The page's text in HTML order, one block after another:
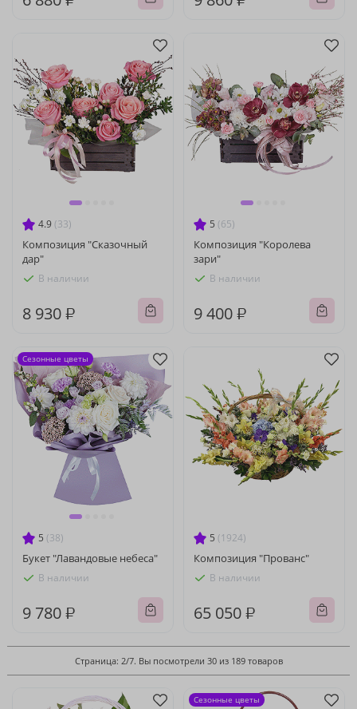
4.9 (33)
Композиция "Сказочный
дар"
В наличии
8 930 ₽
5 (65)
Композиция "Королева
зари"
В наличии
9 400 ₽
5 (38)
Букет "Лавандовые небеса"
В наличии
9 780 ₽
Сезонные цветы
5 (1924)
Композиция "Прованс"
В наличии
65 050 ₽
Страница: 2/7. Вы посмотрели 30 из 189 товаров
Сезонные цветы